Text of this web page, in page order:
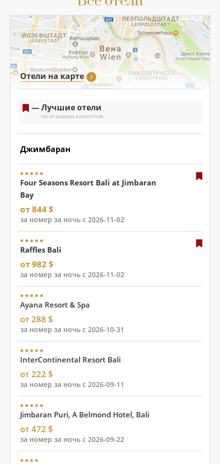
Отели на карте
— Лучшие отели
по отзывам клиентов
Джимбаран
Four Seasons Resort Bali at Jimbaran
Bay
от 844 $
за номер за ночь с 2026-11-02
Raffles Bali
от 982 $
за номер за ночь с 2026-11-02
Ayana Resort & Spa
от 288 $
за номер за ночь с 2026-10-31
InterContinental Resort Bali
от 222 $
за номер за ночь с 2026-09-11
Jimbaran Puri, A Belmond Hotel, Bali
от 472 $
за номер за ночь с 2026-09-22